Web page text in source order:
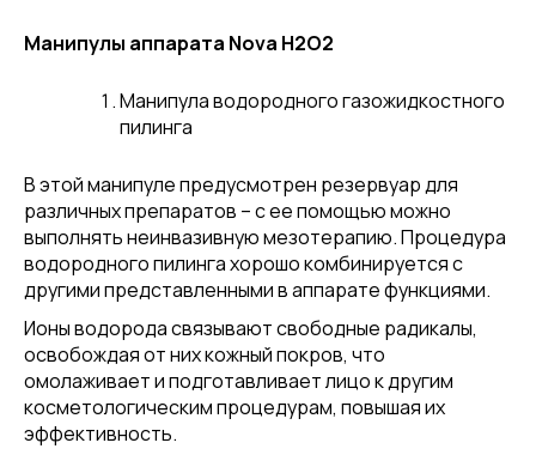
Манипулы аппарата Nova H2O2
Манипула водородного газожидкостного
пилинга
В этой манипуле предусмотрен резервуар для
различных препаратов – с ее помощью можно
выполнять неинвазивную мезотерапию. Процедура
водородного пилинга хорошо комбинируется с
другими представленными в аппарате функциями.
Ионы водорода связывают свободные радикалы,
освобождая от них кожный покров, что
омолаживает и подготавливает лицо к другим
косметологическим процедурам, повышая их
эффективность.